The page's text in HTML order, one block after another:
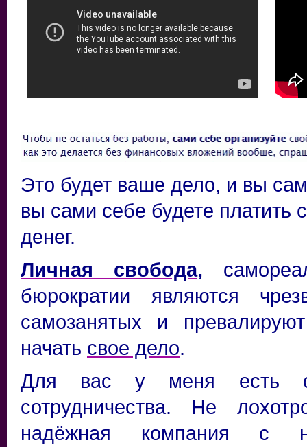
Это будет ваше дело, и вы
вы сами себе будете
денег.
Личная свобода,
бюрократии являются
самозанятых и
начать свое дело.
Для вас у меня есть
сотрудничества. Не
надёжная компания с